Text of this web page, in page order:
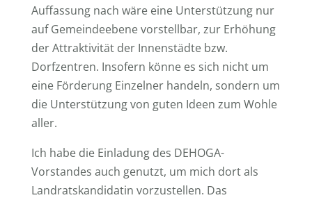
Auffassung nach wäre eine Unterstützung nur
auf Gemeindeebene vorstellbar, zur Erhöhung
der Attraktivität der Innenstädte bzw.
Dorfzentren. Insofern könne es sich nicht um
eine Förderung Einzelner handeln, sondern um
die Unterstützung von guten Ideen zum Wohle
aller.
Ich habe die Einladung des DEHOGA-
Vorstandes auch genutzt, um mich dort als
Landratskandidatin vorzustellen. Das